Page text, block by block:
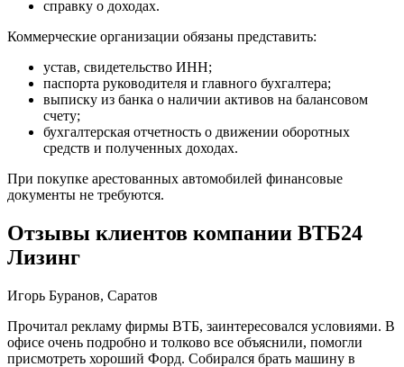
справку о доходах.
Коммерческие организации обязаны представить:
устав, свидетельство ИНН;
паспорта руководителя и главного бухгалтера;
выписку из банка о наличии активов на балансовом
счету;
бухгалтерская отчетность о движении оборотных
средств и полученных доходах.
При покупке арестованных автомобилей финансовые
документы не требуются.
Отзывы клиентов компании ВТБ24
Лизинг
Игорь Буранов, Саратов
Прочитал рекламу фирмы ВТБ, заинтересовался условиями. В
офисе очень подробно и толково все объяснили, помогли
присмотреть хороший Форд. Собирался брать машину в